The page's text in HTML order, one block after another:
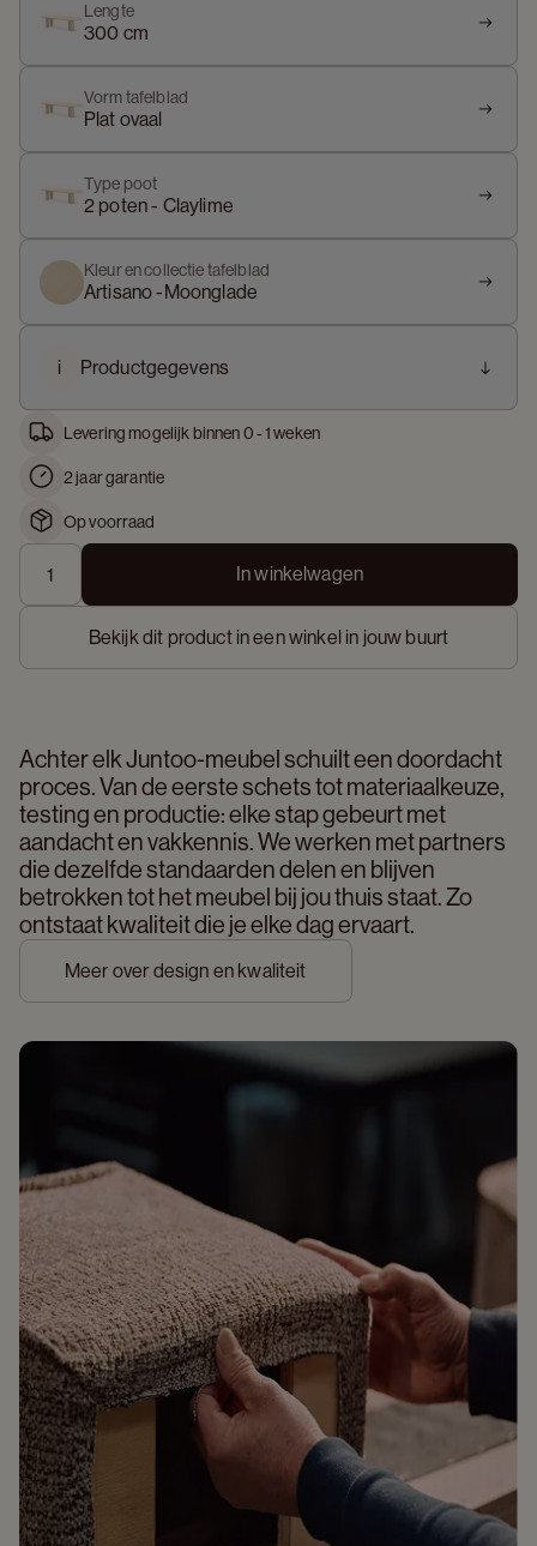
Lengte
300 cm
Vorm tafelblad
Plat ovaal
Type poot
2 poten - Claylime
Kleur en collectie tafelblad
Artisano -Moonglade
i Productgegevens
Levering mogelijk binnen 0 - 1 weken
2 jaar garantie
Op voorraad
In winkelwagen
Bekijk dit product in een winkel in jouw buurt
Achter elk Juntoo-meubel schuilt een doordacht
proces. Van de eerste schets tot materiaalkeuze,
testing en productie: elke stap gebeurt met
aandacht en vakkennis. We werken met partners
die dezelfde standaarden delen en blijven
betrokken tot het meubel bij jou thuis staat. Zo
ontstaat kwaliteit die je elke dag ervaart.
Meer over design en kwaliteit